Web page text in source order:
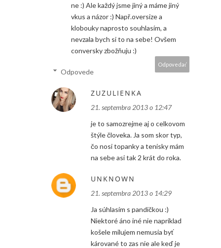
ne :) Ale každý jsme jiný a máme jiný
vkus a názor :) Např.oversize a
klobouky naprosto souhlasím, a
nevzala bych si to na sebe! Ovšem
conversky zbožňuju :)
Odpovedať
Odpovede
ZUZULIENKA
21. septembra 2013 o 12:47
je to samozrejme aj o celkovom
štýle človeka. Ja som skor typ,
čo nosi topanky a tenisky mám
na sebe asi tak 2 krát do roka.
UNKNOWN
21. septembra 2013 o 14:29
Ja súhlasím s pandičkou :)
Niektoré áno iné nie napríklad
košele milujem nemusia byť
kárované to zas nie ale keď je